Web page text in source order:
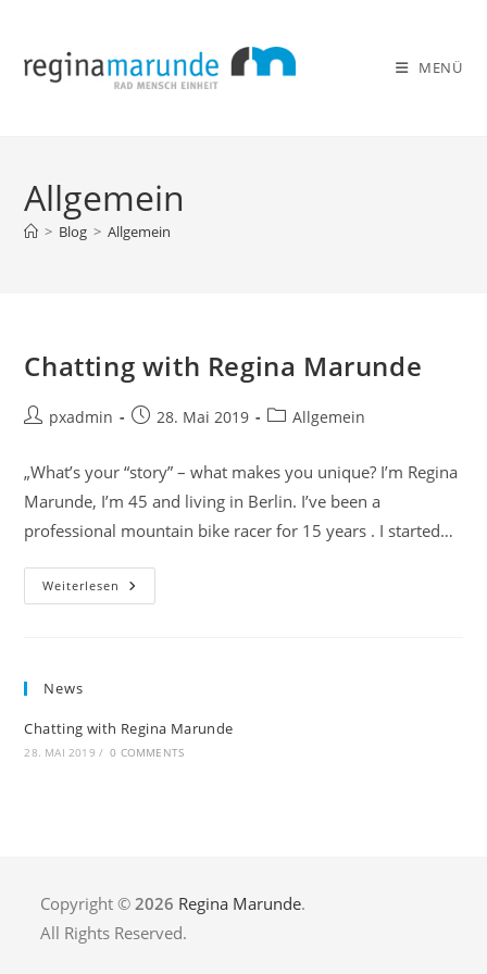
springen
MENÜ
Allgemein
> Blog > Allgemein
Chatting with Regina Marunde
Beitrags-
pxadmin
Beitrag28. Mai 2019
Beitrags-
Allgemein
„What’s your “story” – what makes you unique? I’m Regina
Marunde, I’m 45 and living in Berlin. I’ve been a
professional mountain bike racer for 15 years . I started…
Weiterlesen Chatting
With
News
Chatting with Regina Marunde
28. MAI 2019 / 0 COMMENTS
Copyright ©2026 Regina Marunde.
All Rights Reserved.